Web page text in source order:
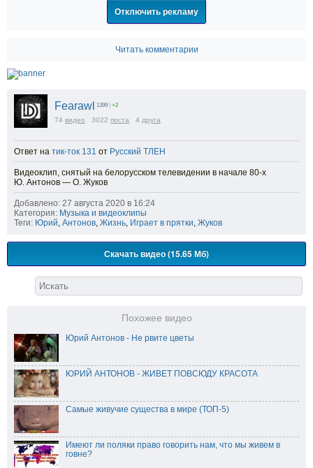
Отключить рекламу
Читать комментарии
Fearawl 1399 | +2
74 видео 3022 поста 4 друга
Ответ на тик-ток 131 от Русский ТЛЕН
Видеоклип, снятый на белорусском телевидении в начале 80-х
Ю. Антонов — О. Жуков
Добавлено: 27 августа 2020 в 16:24
Категория: Музыка и видеоклипы
Теги: Юрий Антонов Жизнь Играет в прятки Жуков
Скачать видео (15.65 Мб)
Похожее видео
Юрий Антонов - Не рвите цветы
ЮРИЙ АНТОНОВ - ЖИВЕТ ПОВСЮДУ КРАСОТА
Самые живучие существа в мире (ТОП-5)
Имеют ли поляки право говорить нам, что мы живем в
говне?